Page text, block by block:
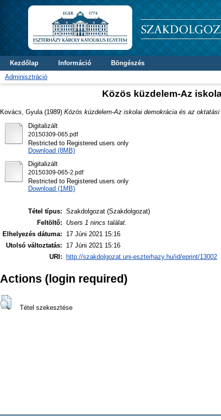
Kezdőlap Információ
Böngészés
Adminisztráció
Közös küzdelem-Az
Kovács, Gyula (1989) Közös küzdelem-Az iskolai demokrácia és az oktatási
Digitalizált
20150309-065.pdf
Restricted to Registered users only
Download (8MB)
Digitalizált
20150309-065-2.pdf
Restricted to Registered users only
Download (1MB)
Tétel típus: Szakdolgozat (Szakdolgozat)
Feltöltő:
Users 1 nincs találat.
Elhelyezés dátuma:
17 Júni 2021 15:16
Utolsó változtatás:
17 Júni 2021 15:16
URI:
http://szakdolgozat.uni-eszterhazy.hu/id/eprint/13002
Actions (login required)
Tétel szekesztése